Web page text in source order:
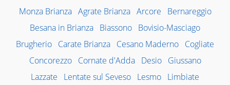
Monza Brianza Agrate Brianza Arcore
Bernareggio
Besana in Brianza Biassono Bovisio-Masciago
Brugherio Carate Brianza Cesano Maderno Cogliate
Concorezzo
Cornate d'Adda Desio
Giussano
Lazzate
Lentate sul Seveso Lesmo Limbiate